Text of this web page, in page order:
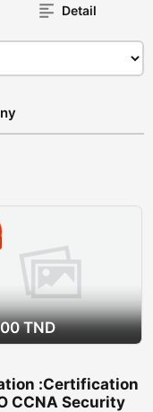
Detail
TND
:Certification
CCNA Security